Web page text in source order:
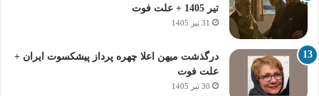
تیر 1405 + علت فوت
31 تیر 1405
درگذشت میهن اعلا چهره پرداز پیشکسوت ایران +
علت فوت
30 تیر 1405